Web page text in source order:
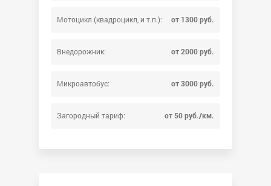
Мотоцикл (квадроцикл, и т.п.): от 1300 руб.
Внедорожник: от 2000 руб.
Микроавтобус: от 3000 руб.
Загородный тариф: от 50 руб./км.